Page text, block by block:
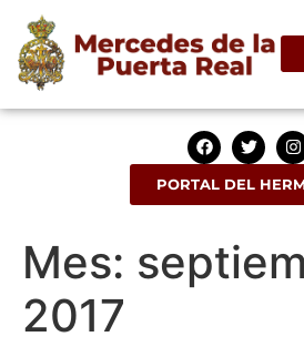
PORTAL DEL
Mes:
2017